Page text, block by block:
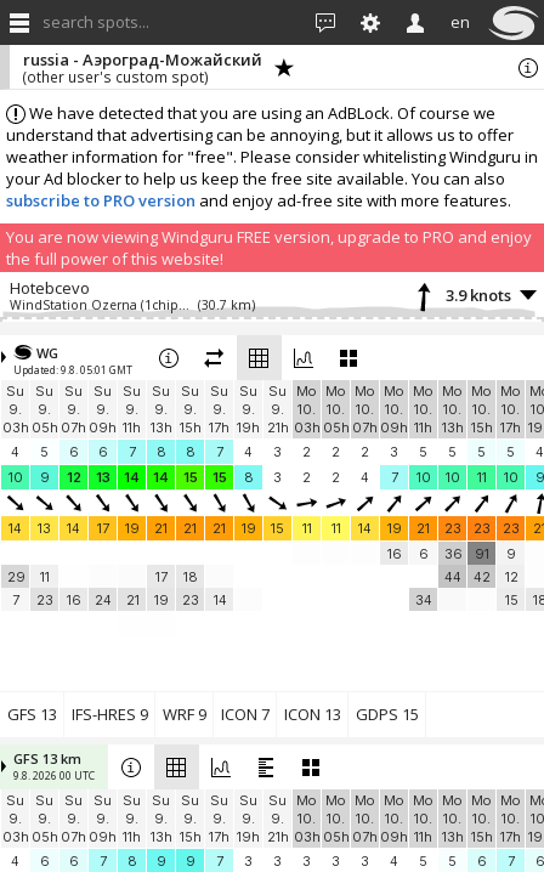
search spots... en
We have detected that you are using an AdBLock. Of course we
understand that advertising can be annoying, but it allows us to offer
weather information for "free". Please consider whitelisting Windguru in
your Ad blocker to help us keep the free site available. You can also
subscribe to PRO version and enjoy ad-free site with more features.
You are now viewing Windguru FREE version, upgrade to PRO and enjoy
the full power of this website!
russia - Аэроград-Можайский
(other user's custom spot)
Hotebcevo
WindStation Ozerna (1chip.ru weather station) (30.7 km) 3.9 knots
WG
Updated: 9.8. 05:01 GMT
Su
9.
03h
Su
9.
05h
Su
9.
07h
Su
9.
09h
Su
9.
11h
Su
9.
13h
Su
9.
15h
Su
9.
17h
Su
9.
19h
Su
9.
21h
Mo
10.
03h
Mo
10.
05h
Mo
10.
07h
Mo
10.
09h
Mo
10.
11h
Mo
10.
13h
Mo
10.
15h
Mo
10.
17h
4
5 6 6 7 8 8 7 4 3 2 2 2 3 5 5 5 5
4
10
9 12 13 14 14 15 15 8 3 2 2 4 7 10 10 11 10 9
14 13 14 17 19 21 21 21 19 15 11 11 14 19 21 23 23 23
29
7
11
23
16 24 21
17
19
18
23
14
16 6
34
36
44
91
42
9
12
15
GFS 13 IFS-HRES 9 WRF 9 ICON 7 ICON 13 GDPS 15
GFS 13 km
9.8. 2026 00 UTC
Su
9.
03h
Su
9.
05h
Su
9.
07h
Su
9.
09h
Su
9.
11h
Su
9.
13h
Su
9.
15h
Su
9.
17h
Su
9.
19h
Su
9.
21h
Mo
10.
03h
Mo
10.
05h
Mo
10.
07h
Mo
10.
09h
Mo
10.
11h
Mo
10.
13h
Mo
10.
15h
Mo
10.
17h
4
6 6 7 8 9 9 7 3 3 3 3 3 4 5 5 6 7
6